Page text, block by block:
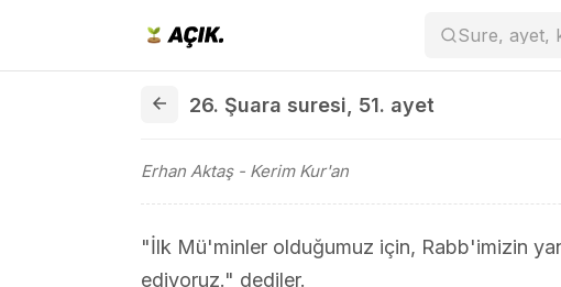
Sure, ayet,
26. Şuara suresi 51. ayet
Erhan Aktaş- Kerim Kur'an
"İlk Mü'minler olduğumuz için, Rabb'imizin
ediyoruz." dediler.